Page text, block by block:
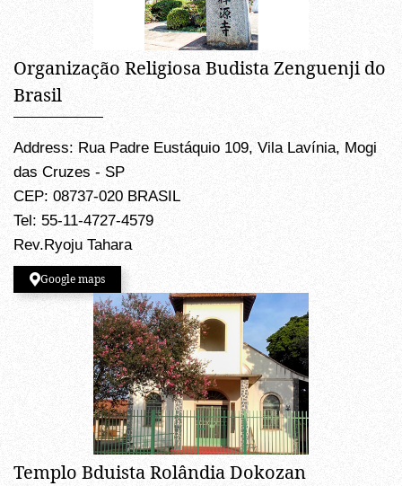
Organização Religiosa Budista Zenguenji do
Brasil
Address: Rua Padre Eustáquio 109, Vila Lavínia, Mogi
das Cruzes - SP
CEP: 08737-020 BRASIL
Tel: 55-11-4727-4579
Rev.Ryoju Tahara
Google maps
Templo Bduista Rolândia Dokozan